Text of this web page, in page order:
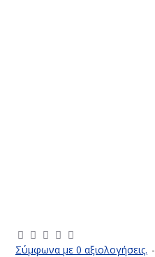
Σύμφωνα με 0 αξιολογήσεις. -